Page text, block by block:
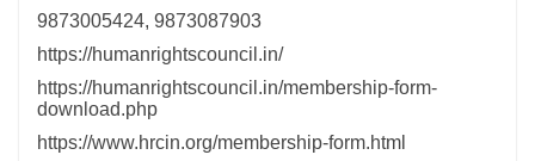
9873005424, 9873087903
https://humanrightscouncil.in/
https://humanrightscouncil.in/membership-form-
download.php
https://www.hrcin.org/membership-form.html